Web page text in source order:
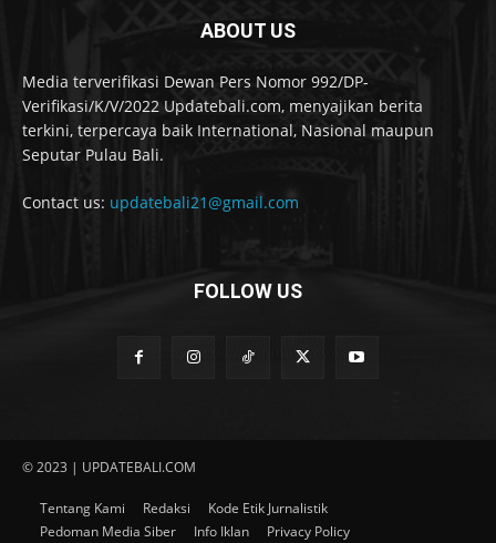
ABOUT US
Media terverifikasi Dewan Pers Nomor 992/DP-
Verifikasi/K/V/2022 Updatebali.com, menyajikan berita
terkini, terpercaya baik International, Nasional maupun
Seputar Pulau Bali.
Contact us: updatebali21@gmail.com
FOLLOW US
© 2023 | UPDATEBALI.COM
Tentang Kami Redaksi
Kode Etik Jurnalistik
Pedoman Media Siber
Info Iklan Privacy Policy